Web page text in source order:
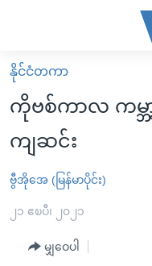
လွယ်ကူ
စေ
Link
များ
ပင်မ
မူလစာမျက်နှာ
မြန်မာ
ကမ္ဘာ့သတင်းများ
နိုင်ငံတကာ
အစ္စရေး-ပါလက်စတိုင်း
ဗွီဒီယို
အင်္ဂလိပ်စာလေ့လာမယ်
နိုင်ငံတကာ
ကိုဗစ်ကာလ ကမ္
ကျဆင်း
ဗွီအိုအေ (မြန်မာပိုင်း)
၂၁ ဧၿပီ၊ ၂၀၂၁
မျှဝေပါ